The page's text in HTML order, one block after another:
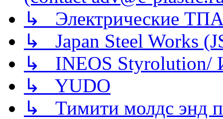
↳ Электрические
↳ Japan Steel Works
↳ INEOS
↳ YUDO
↳ Тимити молдс энд